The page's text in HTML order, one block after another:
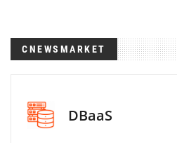
CNEWSMARKET
DBaaS